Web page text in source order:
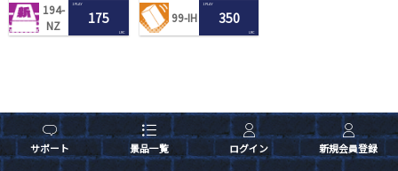
サポート 景品一覧 ログイン 新規会員登録
194-
NZ
1 PLAY
175
LRC
99-IH
1 PLAY
350
LRC